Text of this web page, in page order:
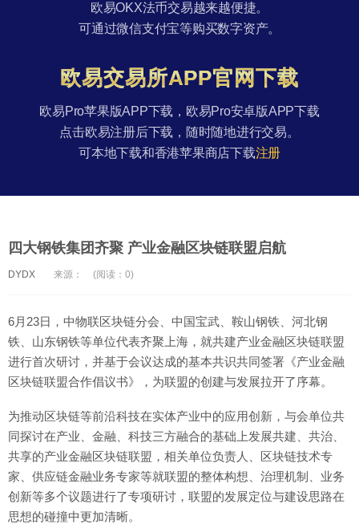
欧易OKX法币交易越来越便捷。
可通过微信支付宝等购买数字资产。
欧易交易所APP官网下载
欧易Pro苹果版APP下载，欧易Pro安卓版APP下载
点击欧易注册后下载，随时随地进行交易。
可本地下载和香港苹果商店下载注册
四大钢铁集团齐聚 产业金融区块链联盟启航
DYDX 来源： (阅读：0)
6月23日，中物联区块链分会、中国宝武、鞍山钢铁、河北钢
铁、山东钢铁等单位代表齐聚上海，就共建产业金融区块链联盟
进行首次研讨，并基于会议达成的基本共识共同签署《产业金融
区块链联盟合作倡议书》，为联盟的创建与发展拉开了序幕。
为推动区块链等前沿科技在实体产业中的应用创新，与会单位共
同探讨在产业、金融、科技三方融合的基础上发展共建、共治、
共享的产业金融区块链联盟，相关单位负责人、区块链技术专
家、供应链金融业务专家等就联盟的整体构想、治理机制、业务
创新等多个议题进行了专项研讨，联盟的发展定位与建设思路在
思想的碰撞中更加清晰。